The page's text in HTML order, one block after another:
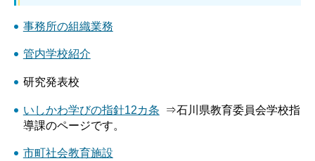
事務所の組織業務
管内学校紹介
研究発表校
いしかわ学びの指針12カ条 ⇒石川県教育委員会学校指
導課のページです。
市町社会教育施設